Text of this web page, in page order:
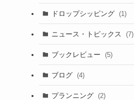
ドロップシッピング (1)
ニュース・トピックス (7)
ブックレビュー (5)
ブログ (4)
プランニング (2)